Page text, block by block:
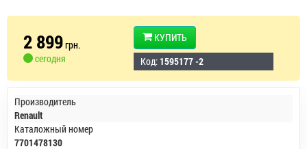
2 899грн.
сегодня
КУПИТЬ
Код: 1595177 -2
Производитель
Renault
Каталожный номер
7701478130